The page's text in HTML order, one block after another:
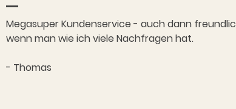
Megasuper Kundenservice - auch dann
wenn man wie ich viele Nachfragen hat.
- Thomas